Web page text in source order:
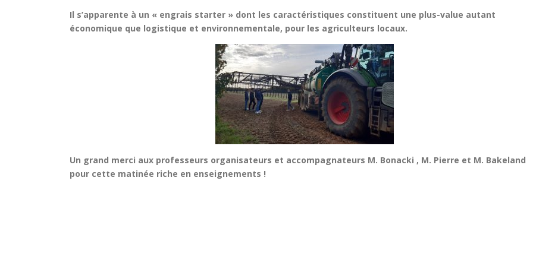
Il s’apparente à un « engrais starter » dont les caractéristiques constituent une plus-value autant
économique que logistique et environnementale, pour les agriculteurs locaux.
Un grand merci aux professeurs organisateurs et accompagnateurs M. Bonacki , M. Pierre et M. Bakeland
pour cette matinée riche en enseignements !